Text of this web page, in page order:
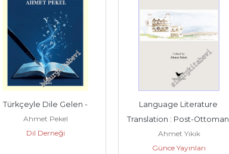
Türkçeyle Dile Gelen -
Ahmet Pekel
Dil Derneği
Language Literature
Translation : Post-Ottoman
Perspectives -
Ahmet Yıkık
Günce Yayınları